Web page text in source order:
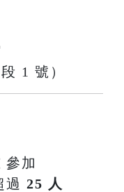
1 號）
參加
過 25 人